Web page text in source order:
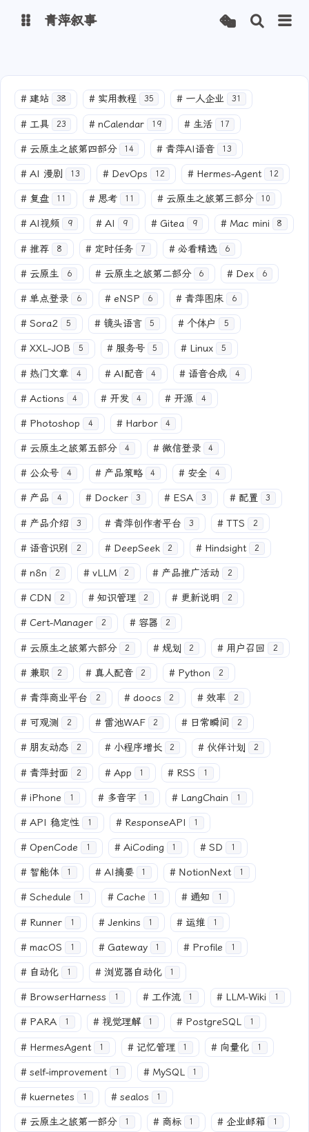
青萍 AI 图床 青萍 AI 视频
青萍 AI 电商 青萍 AI 语音
青萍编辑器 青萍封面
青萍叙事
# 建站 38 # 实用教程 35 # 一人企业 31
# 工具 23 # nCalendar 19 # 生活 17
# 云原生之旅第四部分 14 # 青萍AI语音 13
# AI 漫剧 13 # DevOps 12 # Hermes-Agent 12
# 复盘 11 # 思考 11 # 云原生之旅第三部分 10
# AI视频 9 # AI 9 # Gitea 9 # Mac mini 8
# 推荐 8 # 定时任务 7 # 必看精选 6
# 云原生 6 # 云原生之旅第二部分 6 # Dex 6
# 单点登录 6 # eNSP 6 # 青萍图床 6
# Sora2 5 # 镜头语言 5 # 个体户 5
# XXL-JOB 5 # 服务号 5 # Linux 5
# 热门文章 4 # AI配音 4 # 语音合成 4
# Actions 4 # 开发 4 # 开源 4
# Photoshop 4 # Harbor 4
# 云原生之旅第五部分 4 # 微信登录 4
# 公众号 4 # 产品策略 4 # 安全 4
# 产品 4 # Docker 3 # ESA 3 # 配置 3
# 产品介绍 3 # 青萍创作者平台 3 # TTS 2
# 语音识别 2 # DeepSeek 2 # Hindsight 2
# n8n 2 # vLLM 2 # 产品推广活动 2
# CDN 2 # 知识管理 2 # 更新说明 2
# Cert-Manager 2 # 容器 2
# 云原生之旅第六部分 2 # 规划 2 # 用户召回 2
# 兼职 2 # 真人配音 2 # Python 2
# 青萍商业平台 2 # doocs 2 # 效率 2
# 可观测 2 # 雷池WAF 2 # 日常瞬间 2
# 朋友动态 2 # 小程序增长 2 # 伙伴计划 2
# 青萍封面 2 # App 1 # RSS 1
# iPhone 1 # 多音字 1 # LangChain 1
# API 稳定性 1 # ResponseAPI 1
# OpenCode 1 # AiCoding 1 # SD 1
# 智能体 1 # AI摘要 1 # NotionNext 1
# Schedule 1 # Cache 1 # 通知 1
# Runner 1 # Jenkins 1 # 运维 1
# macOS 1 # Gateway 1 # Profile 1
# 自动化 1 # 浏览器自动化 1
# BrowserHarness 1 # 工作流 1 # LLM-Wiki 1
# PARA 1 # 视觉理解 1 # PostgreSQL 1
# HermesAgent 1 # 记忆管理 1 # 向量化 1
# self-improvement 1 # MySQL 1
# kuernetes 1 # sealos 1
# 云原生之旅第一部分 1 # 商标 1 # 企业邮箱 1